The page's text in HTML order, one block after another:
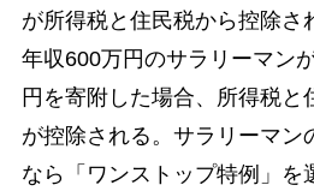
が所得税と住民税から控除さ
年収600万円のサラリーマン
円を寄附した場合、所得税と
が控除される。サラリーマン
なら「ワンストップ特例」を